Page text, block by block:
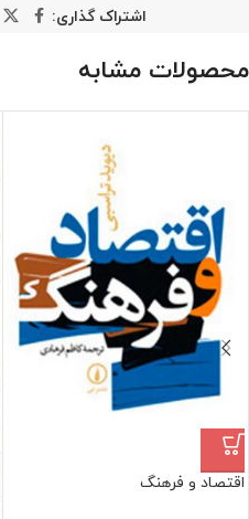
اشتراک گذاری:
محصولات مشابه
اقتصاد و فرهنگ